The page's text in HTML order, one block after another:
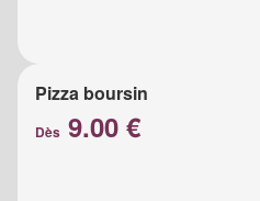
Pizza boursin
Dès 9.00 €